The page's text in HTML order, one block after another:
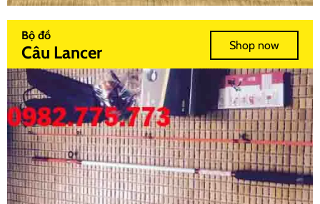
Bộ đồ
Câu Lancer Shop now